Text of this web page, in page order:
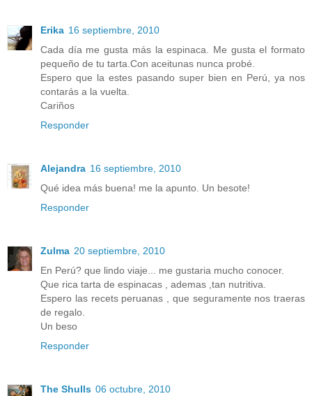
Erika 16 septiembre, 2010
Cada día me gusta más la espinaca. Me gusta el formato
pequeño de tu tarta.Con aceitunas nunca probé.
Espero que la estes pasando super bien en Perú, ya nos
contarás a la vuelta.
Cariños
Responder
Alejandra 16 septiembre, 2010
Qué idea más buena! me la apunto. Un besote!
Responder
Zulma 20 septiembre, 2010
En Perú? que lindo viaje... me gustaria mucho conocer.
Que rica tarta de espinacas , ademas ,tan nutritiva.
Espero las recets peruanas , que seguramente nos traeras
de regalo.
Un beso
Responder
The Shulls 06 octubre, 2010